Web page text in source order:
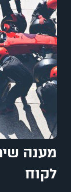
מענה
לקוח